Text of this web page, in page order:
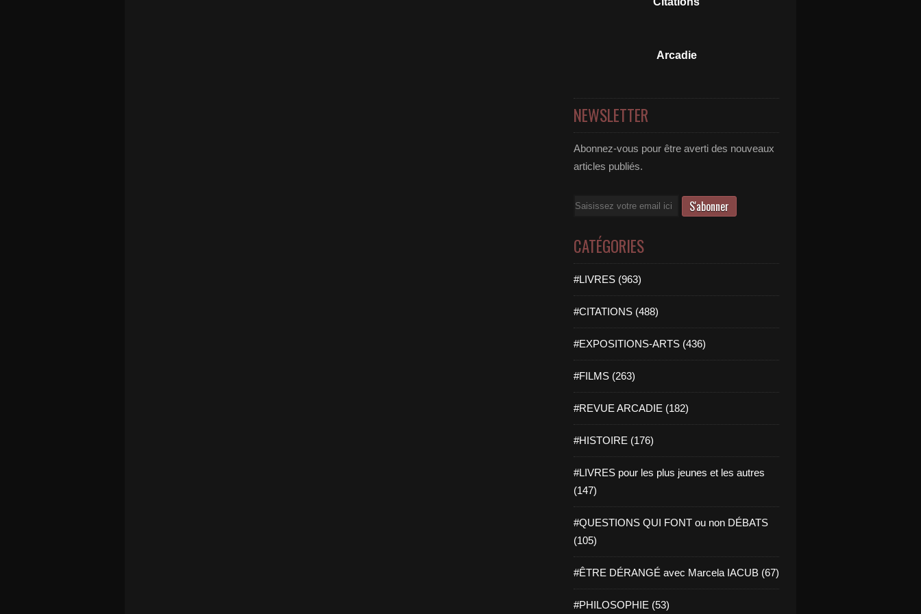
Arcadie
NEWSLETTER
Abonnez-vous pour être averti des nouveaux
articles publiés.
Email
CATÉGORIES
#LIVRES (963)
#CITATIONS (488)
#EXPOSITIONS-ARTS (436)
#FILMS (263)
#REVUE ARCADIE (182)
#HISTOIRE (176)
#LIVRES pour les plus jeunes et les autres
(147)
#QUESTIONS QUI FONT ou non DÉBATS
(105)
#ÊTRE DÉRANGÉ avec Marcela IACUB (67)
#PHILOSOPHIE (53)